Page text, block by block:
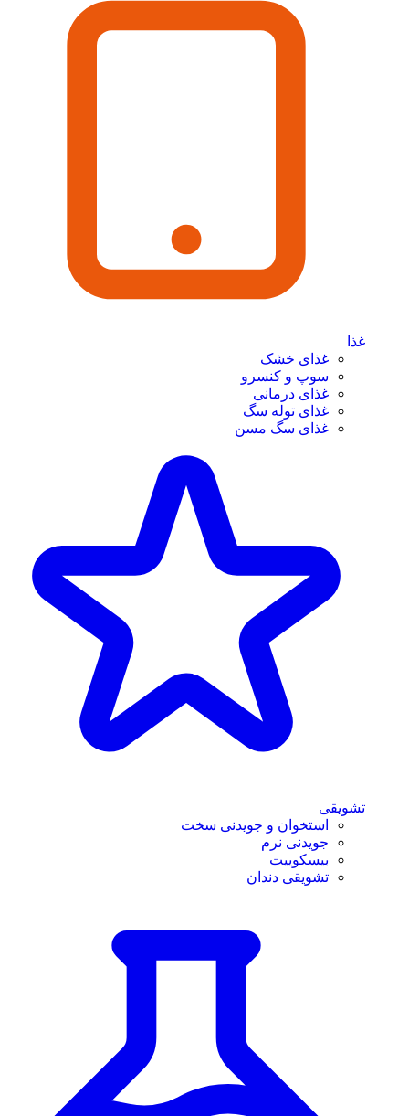
غذا
غذای خشک
سوپ و کنسرو
غذای درمانی
غذای توله سگ
غذای سگ مسن
تشویقی
استخوان و جویدنی سخت
جویدنی نرم
بیسکوییت
تشویقی دندان